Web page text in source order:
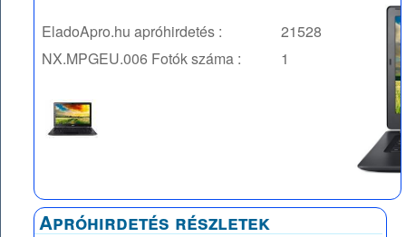
EladoApro.hu apróhirdetés :
21528
NX.MPGEU.006 Fotók száma : 1
Apróhirdetés részletek